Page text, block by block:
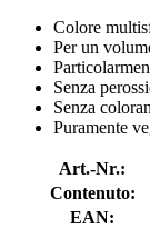
Colore
Per un
Senza
Senza
Puramente
Art.-Nr.:
Contenuto:
EAN: